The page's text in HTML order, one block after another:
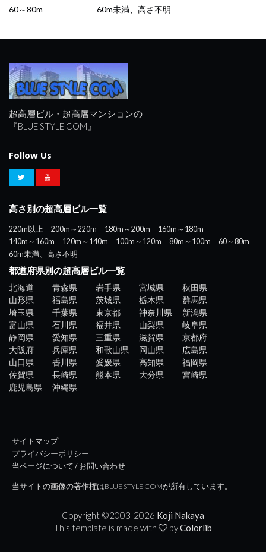
60～80m
60m未満、高さ不明
超高層ビル・超高層マンションの
『BLUE STYLE COM』
Follow Us
高さ別の超高層ビル一覧
220m以上 200m～220m 180m～200m
160m～180m
140m～160m
120m～140m 100m～120m 80m～100m
60～80m
60m未満、高さ不明
都道府県別の超高層ビル一覧
北海道 青森県 岩手県 宮城県
秋田県
山形県
福島県 茨城県 栃木県
群馬県
埼玉県
千葉県 東京都 神奈川県
新潟県
富山県
石川県 福井県 山梨県
岐阜県
静岡県
愛知県 三重県 滋賀県
京都府
大阪府
兵庫県 和歌山県 岡山県
広島県
山口県
香川県 愛媛県 高知県
福岡県
佐賀県
長崎県 熊本県 大分県
宮崎県
鹿児島県
沖縄県
サイトマップ
プライバシーポリシー
当ページについて / お問い合わせ
当サイトの画像の著作権はBLUE STYLE COMが所有しています。
Copyright ©2003-2026 Koji Nakaya
This template is made with
byColorlib